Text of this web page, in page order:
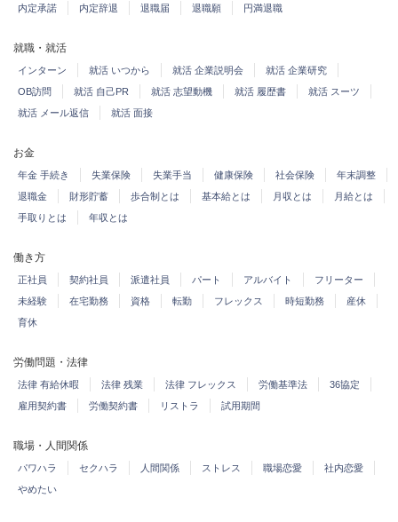
内定承諾 内定辞退 退職届 退職願 円満退職
就職・就活
インターン 就活 いつから 就活 企業説明会
就活 企業研究
OB訪問
就活 自己PR 就活 志望動機 就活 履歴書
就活 スーツ
就活 メール返信
就活 面接
お金
年金 手続き 失業保険 失業手当 健康保険 社会保険
年末調整
退職金
財形貯蓄 歩合制とは 基本給とは 月収とは
月給とは
手取りとは
年収とは
働き方
正社員 契約社員 派遣社員 パート アルバイト
フリーター
未経験
在宅勤務 資格 転勤 フレックス 時短勤務
産休
育休
労働問題・法律
法律 有給休暇 法律 残業 法律 フレックス 労働基準法
36協定
雇用契約書
労働契約書 リストラ 試用期間
職場・人間関係
パワハラ セクハラ 人間関係 ストレス 職場恋愛
社内恋愛
やめたい